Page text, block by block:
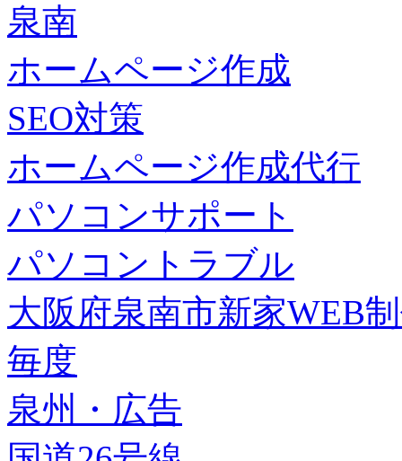
泉南
ホームページ作成
SEO対策
ホームページ作成代行
パソコンサポート
パソコントラブル
大阪府泉南市新家WEB
毎度
泉州・広告